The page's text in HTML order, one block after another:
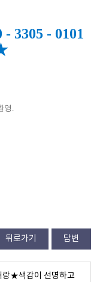
3305 - 0101
영.
뒤로가기 답변
랑★색감이 선명하고